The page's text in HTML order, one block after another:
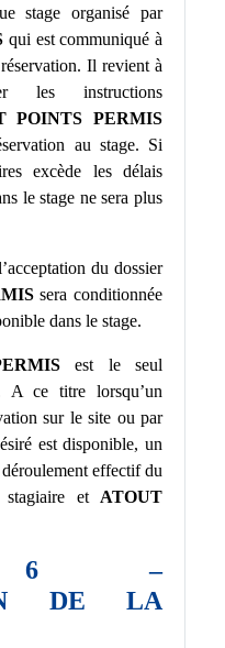
stage organisé par
qui est communiqué à
Il revient à
les instructions
POINTS PERMIS
au stage. Si
excède les délais
le stage ne sera plus
du dossier
sera conditionnée
dans le stage.
est le seul
A ce titre lorsqu’un
sur le site ou par
est disponible, un
effectif du
et ATOUT
6 –
DE LA